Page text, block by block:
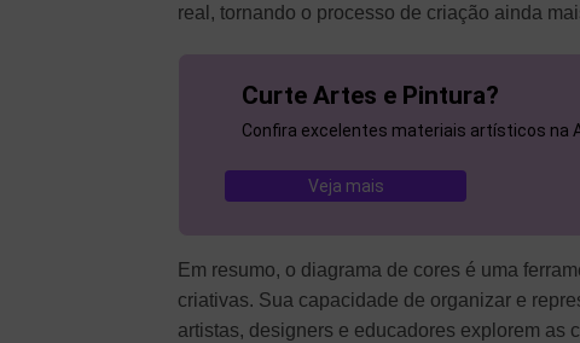
real, tornando o processo de criação ainda
Curte Artes e Pintura?
Confira excelentes materiais artísticos na
Veja mais
Em resumo, o diagrama de cores é uma
criativas. Sua capacidade de organizar e
artistas, designers e educadores explorem as